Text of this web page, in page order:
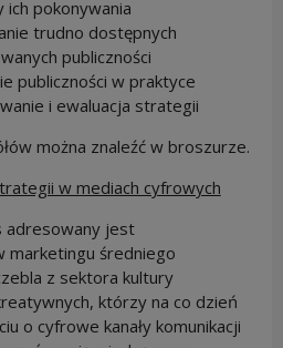
ich pokonywania
trudno dostępnych
publiczności
publiczności w praktyce
i ewaluacja strategii
można znaleźć w broszurze.
w mediach cyfrowych
adresowany jest
marketingu średniego
z sektora kultury
którzy na co dzień
o cyfrowe kanały komunikacji